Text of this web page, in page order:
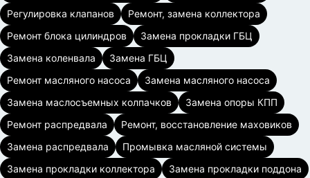
Регулировка клапанов
Ремонт, замена коллектора
Ремонт блока цилиндров
Замена прокладки ГБЦ
Замена коленвала
Замена ГБЦ
Ремонт масляного насоса
Замена масляного насоса
Замена маслосъемных колпачков
Замена опоры КПП
Ремонт распредвала
Ремонт, восстановление маховиков
Замена распредвала
Промывка масляной системы
Замена прокладки коллектора
Замена прокладки поддона